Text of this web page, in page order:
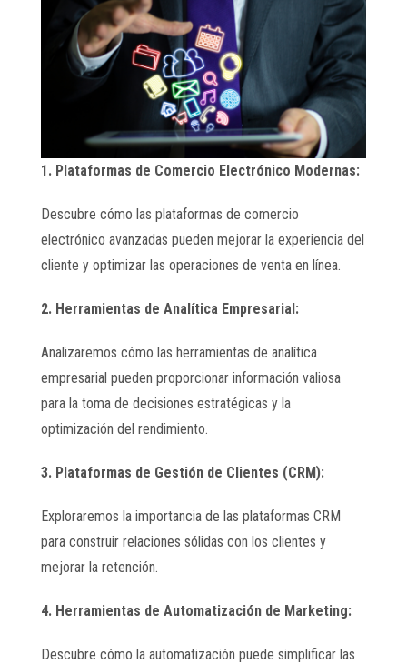
1. Plataformas de Comercio Electrónico Modernas:
Descubre cómo las plataformas de comercio
electrónico avanzadas pueden mejorar la experiencia del
cliente y optimizar las operaciones de venta en línea.
2. Herramientas de Analítica Empresarial:
Analizaremos cómo las herramientas de analítica
empresarial pueden proporcionar información valiosa
para la toma de decisiones estratégicas y la
optimización del rendimiento.
3. Plataformas de Gestión de Clientes (CRM):
Exploraremos la importancia de las plataformas CRM
para construir relaciones sólidas con los clientes y
mejorar la retención.
4. Herramientas de Automatización de Marketing:
Descubre cómo la automatización puede simplificar las